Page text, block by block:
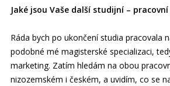
Jaké jsou Vaše další studijní –
Ráda bych po ukončení studia pracovala
podobné mé magisterské specializaci,
marketing. Zatím hledám na obou
nizozemském i českém, a uvidím, co se